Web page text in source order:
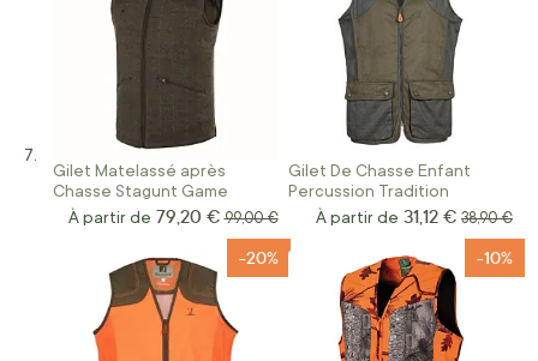
Gilet Matelassé après
Chasse Stagunt Game
À partir de 79,20 € Prix normal
99,00 €
Gilet De Chasse Enfant
Percussion Tradition
À partir de 31,12 € Prix
38,90 €
-20% -10%